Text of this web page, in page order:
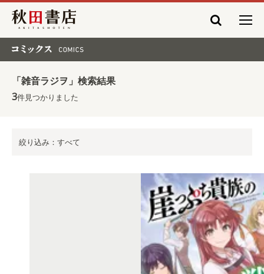
秋田書店
「雑音ラジヲ」検索結果
3件見つかりました
絞り込み：すべて